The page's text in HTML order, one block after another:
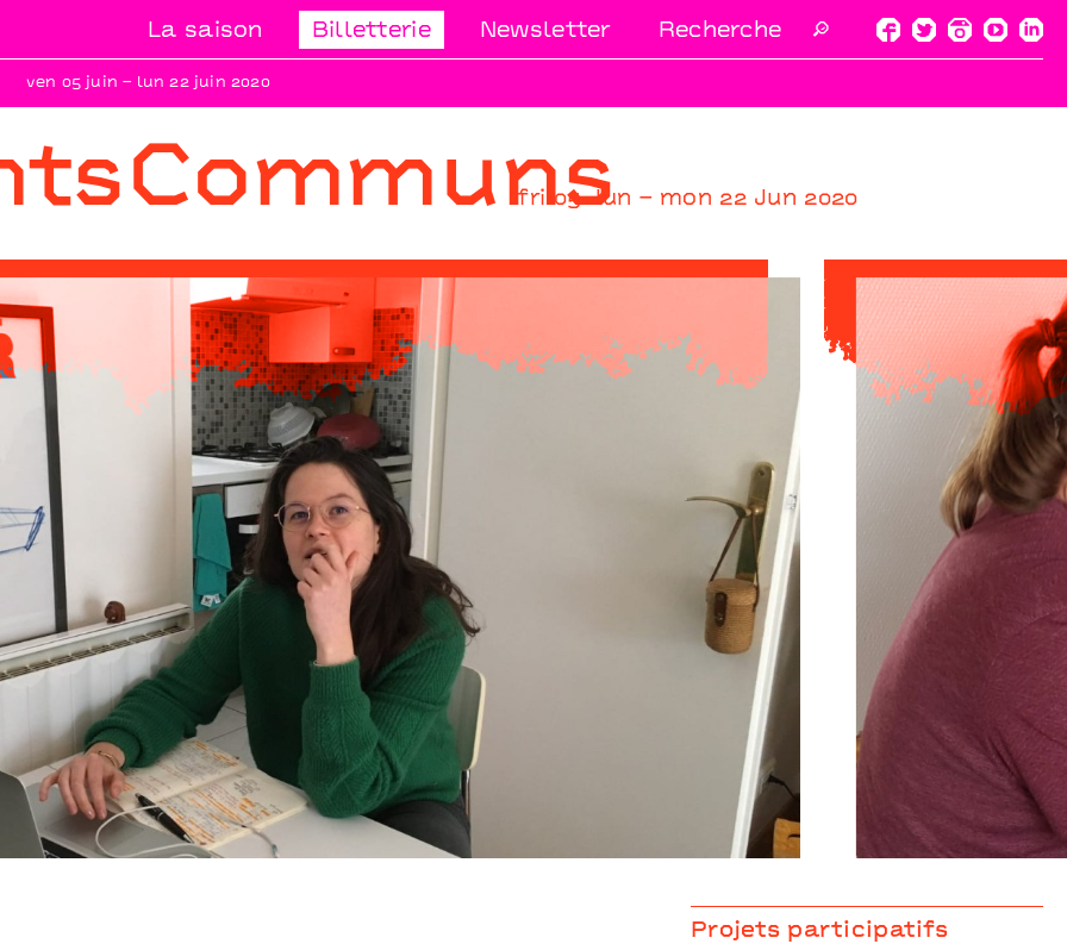
La saison Billetterie Newsletter 🔎
ven 05 juin – lun 22 juin 2020
fri 05 Jun – mon 22 Jun 2020
Projets participatifs